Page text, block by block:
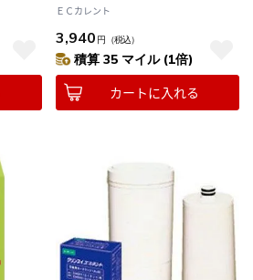
ＥＣカレント
3,940 円 （税込）
積算 35 マイル (1倍)
カートに入れる